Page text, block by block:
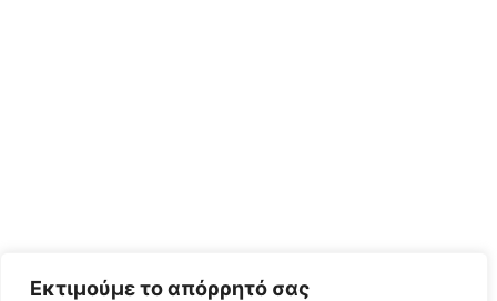
Εκτιμούμε το απόρρητό σας